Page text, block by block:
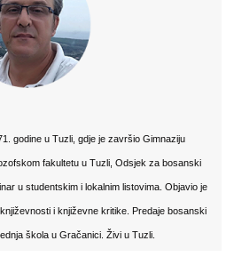
godine u Tuzli, gdje je završio Gimnaziju
fakultetu u Tuzli, Odsjek za bosanski
u studentskim i lokalnim listovima. Objavio je
i književne kritike. Predaje bosanski
škola u Gračanici. Živi u Tuzli.